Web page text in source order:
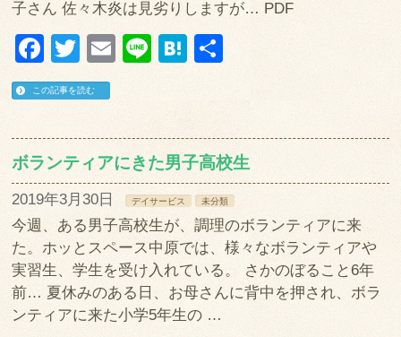
子さん 佐々木炎は見劣りしますが… PDF
Facebook
Twitter
EmailLineHatena
この記事を読む
ボランティアにきた男子高校生
2019年3月30日 デイサービス 未分類
今週、ある男子高校生が、調理のボランティアに来
た。ホッとスペース中原では、様々なボランティアや
実習生、学生を受け入れている。 さかのぼること6年
前… 夏休みのある日、お母さんに背中を押され、ボラ
ンティアに来た小学5年生の …